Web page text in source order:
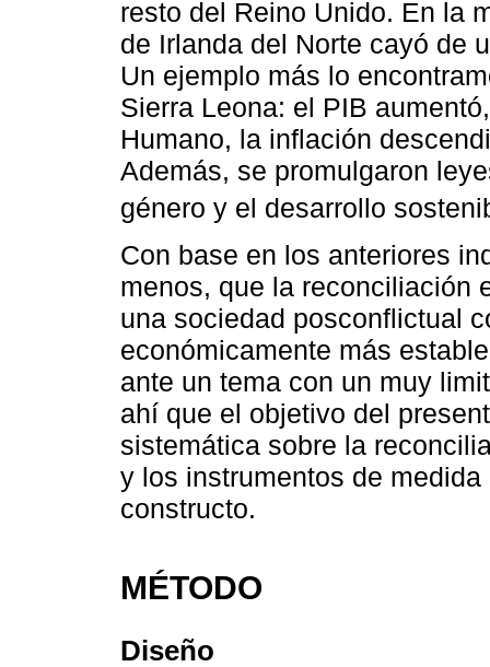
resto del Reino Unido. En la
de Irlanda del Norte cayó de
Un ejemplo más lo
Sierra Leona: el PIB
Humano, la inflación
Además, se promulgaron
género y el desarrollo
Con base en los anteriores
menos, que la reconciliación
una sociedad posconflictual
económicamente más
ante un tema con un muy
ahí que el objetivo del
sistemática sobre la
y los instrumentos de
constructo.
MÉTODO
Diseño